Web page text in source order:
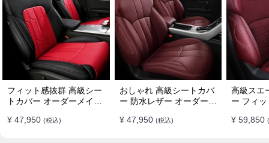
フィット感抜群 高級シー
トカバー オーダーメイド
全席セット
¥ 47,950 (税込)
おしゃれ 高級シートカバ
ー 防水レザー オーダーメ
全席セット
¥ 47,950 (税込)
高級スエ
ー フィ
全席セッ
¥ 59,850